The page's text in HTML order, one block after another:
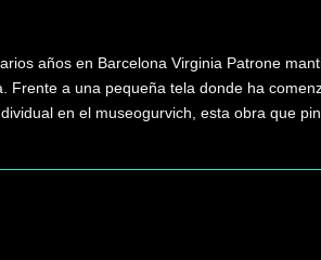
años en Barcelona Virginia Patrone
Frente a una pequeña tela donde ha
en el museogurvich, esta obra que